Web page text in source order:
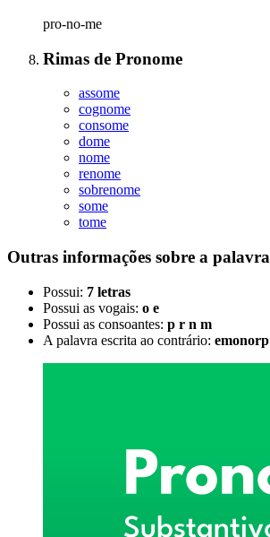
pro-no-me
Rimas de Pronome
assome
cognome
consome
dome
nome
renome
sobrenome
some
tome
Outras informações sobre a palavra
Possui: 7 letras
Possui as vogais: o e
Possui as consoantes: p r n m
A palavra escrita ao contrário: emonorp